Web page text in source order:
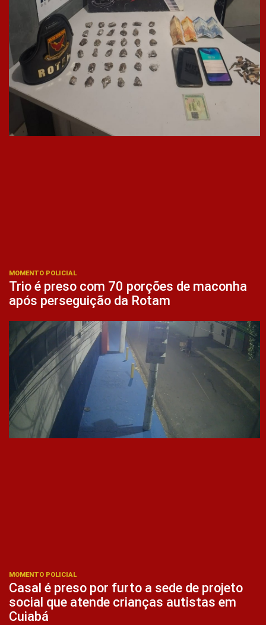
MOMENTO POLICIAL
Trio é preso com 70 porções de maconha
após perseguição da Rotam
MOMENTO POLICIAL
Casal é preso por furto a sede de projeto
social que atende crianças autistas em
Cuiabá